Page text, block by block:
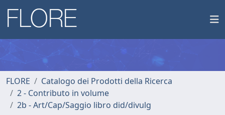
FLORE
Catalogo dei Prodotti della Ricerca
2 - Contributo in volume
2b - Art/Cap/Saggio libro did/divulg